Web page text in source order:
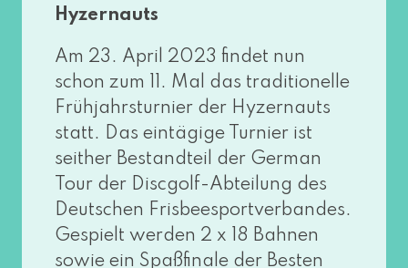
Hyzernauts
Am 23. April 2023 fin­det nun
schon zum 11. Mal das tra­di­tio­nel­le
Frühjahrsturnier der Hyzernauts
statt. Das ein­tä­gi­ge Turnier ist
seit­her Bestandteil der German
Tour der Discgolf-Abteilung des
Deutschen Frisbeesportverbandes.
Gespielt wer­den 2 x 18 Bahnen
sowie ein Spaßfinale der Besten